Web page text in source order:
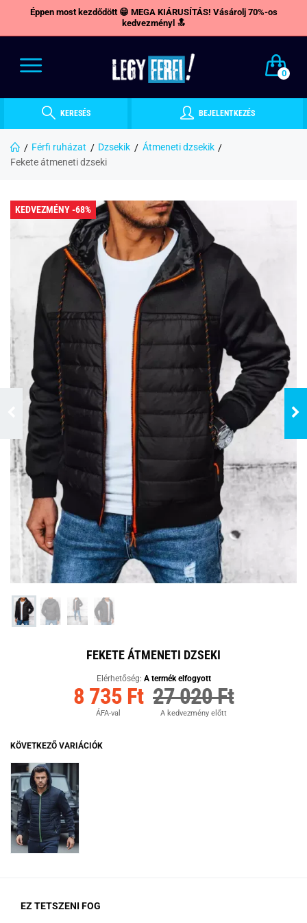
Éppen most kezdődött 😁 MEGA KIÁRUSÍTÁS! Vásárolj 70%-os
kedvezményl 🔝
0
KERESÉS BEJELENTKEZÉS
Férfi ruházat Dzsekik
Átmeneti dzsekik
Fekete átmeneti dzseki
KEDVEZMÉNY -68%
FEKETE ÁTMENETI DZSEKI
Elérhetőség: A termék elfogyott
8 735 Ft
ÁFA-val
27 020 Ft
A kedvezmény előtt
KÖVETKEZŐ VARIÁCIÓK
EZ TETSZENI FOG